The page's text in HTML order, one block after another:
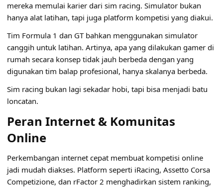
mereka memulai karier dari sim racing. Simulator bukan
hanya alat latihan, tapi juga platform kompetisi yang diakui.
Tim Formula 1 dan GT bahkan menggunakan simulator
canggih untuk latihan. Artinya, apa yang dilakukan gamer di
rumah secara konsep tidak jauh berbeda dengan yang
digunakan tim balap profesional, hanya skalanya berbeda.
Sim racing bukan lagi sekadar hobi, tapi bisa menjadi batu
loncatan.
Peran Internet & Komunitas
Online
Perkembangan internet cepat membuat kompetisi online
jadi mudah diakses. Platform seperti iRacing, Assetto Corsa
Competizione, dan rFactor 2 menghadirkan sistem ranking,